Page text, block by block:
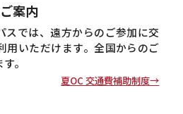
案内
スでは、遠方からのご参加に交
用いただけます。全国からのご
。
夏OC 交通費補助制度→